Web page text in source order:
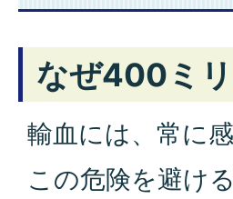
なぜ400ミ
輸血には、常に
この危険を避け